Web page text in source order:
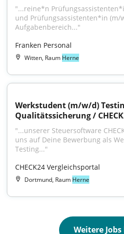
"...reine*n
und Prüfungsassistenten*in (m/
Aufgabenbereich..."
Franken Personal
Witten, Raum Herne
Werkstudent (m/w/d)
Qualitätssicherung /
"...unserer Steuersoftware
uns auf Deine Bewerbung als
Testing..."
CHECK24 Vergleichsportal
Dortmund, Raum Herne
Weitere